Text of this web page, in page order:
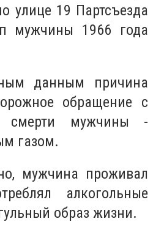
улице 19 Партсъезда
мужчины 1966 года
данным причина
обращение с
смерти мужчины -
газом.
мужчина проживал
алкогольные
образ жизни.